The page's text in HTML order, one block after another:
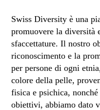
Swiss Diversity è una
promuovere la diversità
sfaccettature. Il nostro
riconoscimento e la
per persone di ogni
colore della pelle,
fisica e psichica,
obiettivi, abbiamo dato